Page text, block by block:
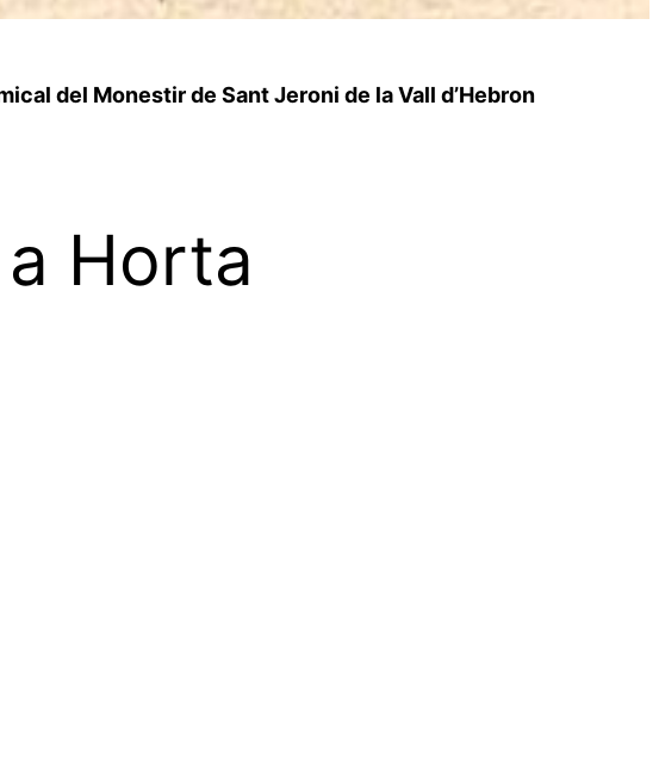
del Monestir de Sant Jeroni de la Vall d’Hebron
Horta